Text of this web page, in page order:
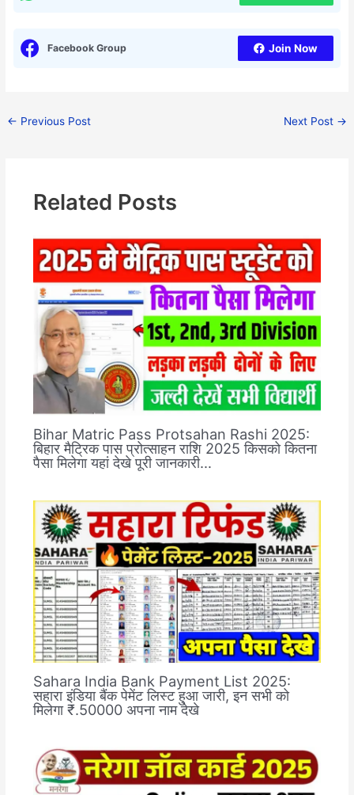
Facebook Group Join Now
← Previous Post Next Post →
Related Posts
Bihar Matric Pass Protsahan Rashi 2025:
बिहार मैट्रिक पास प्रोत्साहन राशि 2025 किसको कितना
पैसा मिलेगा यहां देखे पूरी जानकारी…
Sahara India Bank Payment List 2025:
सहारा इंडिया बैंक पेमेंट लिस्ट हुआ जारी, इन सभी को
मिलेगा ₹.50000 अपना नाम देखे